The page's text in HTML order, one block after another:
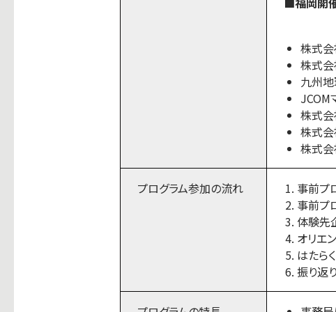
株式会
株式会
九州
JCOM
株式会
株式会
株式会
プログラム参加の流れ
事前プ
事前プ
体験先
オリエ
はたら
振り返